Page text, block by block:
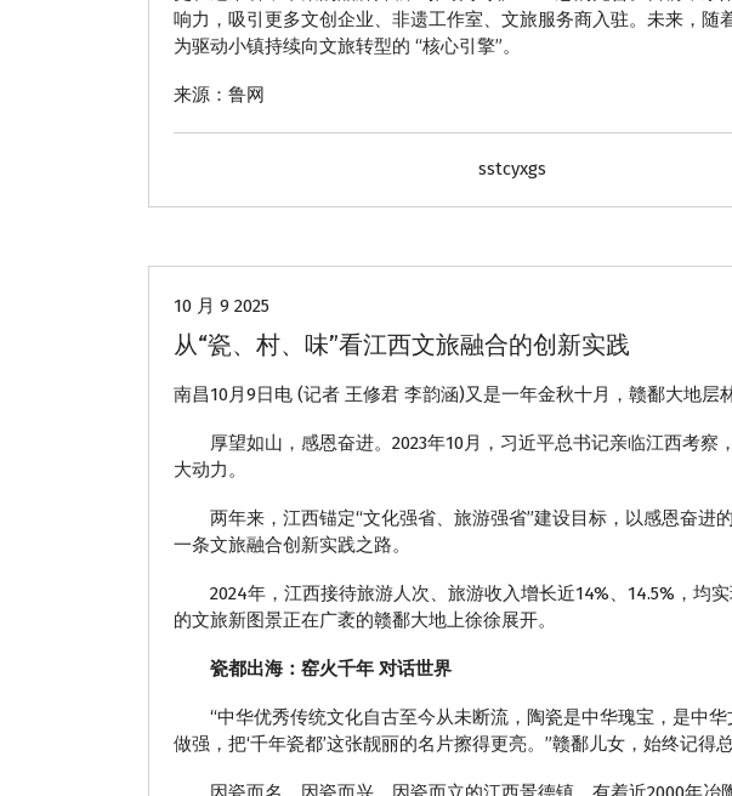
响力，吸引更多文创企业、非遗工作室、文旅服务商入驻。未来，随
为驱动小镇持续向文旅转型的 “核心引擎”。
来源：鲁网
sstcyxgs
10 月 9 2025
从“瓷、村、味”看江西文旅融合的创新实践
南昌10月9日电 (记者 王修君 李韵涵)又是一年金秋十月，赣鄱大地层
厚望如山，感恩奋进。2023年10月，习近平总书记亲临江西考察
大动力。
两年来，江西锚定“文化强省、旅游强省”建设目标，以感恩奋进
一条文旅融合创新实践之路。
2024年，江西接待旅游人次、旅游收入增长近14%、14.5%，均
的文旅新图景正在广袤的赣鄱大地上徐徐展开。
瓷都出海：窑火千年 对话世界
“中华优秀传统文化自古至今从未断流，陶瓷是中华瑰宝，是中华
做强，把‘千年瓷都’这张靓丽的名片擦得更亮。”赣鄱儿女，始终记得